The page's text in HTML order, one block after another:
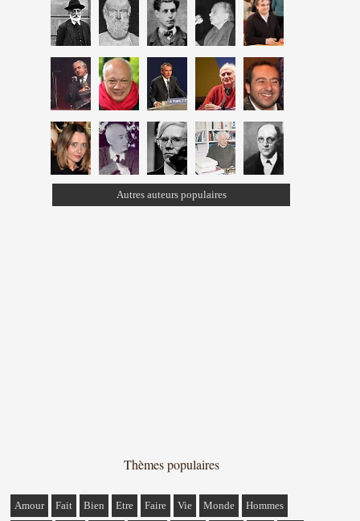
Autres auteurs populaires
Thèmes populaires
Amour Fait Bien Etre Faire Vie Monde Hommes